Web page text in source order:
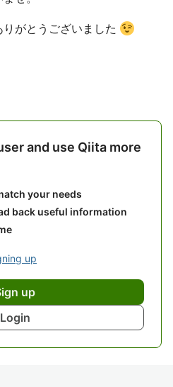
がとうございました
and use Qiita more
your needs
back useful information
up
up
Login